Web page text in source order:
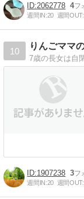
2062778 4
週間IN:20 週間OUT:
10
りんごママ
1907238 3
週間IN:20 週間OUT: